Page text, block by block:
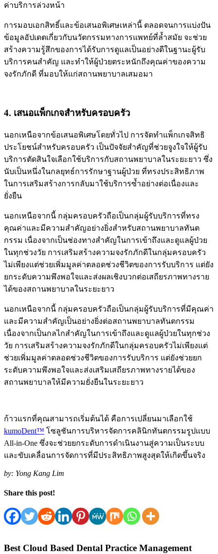
ค่าบริการล่วงหน้า
การมอบเอกสิทธิ์และข้อเสนอพิเศษเหล่านี้ ตลอดจนการแบ่งปัน
ข้อมูลอัปเดตเกี่ยวกับนวัตกรรมทางการแพทย์ที่ล้ำสมัย จะช่วย
สร้างความรู้สึกของการได้รับการดูแลเป็นอย่างดีในฐานะผู้รับ
บริการคนสำคัญ และทำให้ผู้ป่วยตระหนักถึงคุณค่าของความ
จงรักภักดี ที่มอบให้แก่สถานพยาบาลเสมอมา
4. เสนอแพ็กเกจสำหรับครอบครัว
นอกเหนือจากข้อเสนอพิเศษโดยทั่วไป การจัดทำแพ็กเกจสิทธิ
ประโยชน์สำหรับครอบครัว เป็นปัจจัยสำคัญที่ช่วยจูงใจให้ผู้รับ
บริการตัดสินใจเลือกใช้บริการกับสถานพยาบาลในระยะยาว ซึ่ง
นับเป็นหนึ่งในกลยุทธ์การรักษาฐานผู้ป่วย ที่ทรงประสิทธิภาพ
ในการเสริมสร้างการกลับมาใช้บริการซ้ำอย่างต่อเนื่องและ
ยั่งยืน
นอกเหนือจากนี้ กลุ่มครอบครัวถือเป็นกลุ่มผู้รับบริการที่ทรง
คุณค่าและมีความสำคัญอย่างยิ่งสำหรับสถานพยาบาลทันต
กรรม เนื่องจากเป็นช่องทางสำคัญในการเข้าถึงและดูแลผู้ป่วย
ในทุกช่วงวัย การเสริมสร้างความจงรักภักดีในกลุ่มครอบครัว
ไม่เพียงแต่ช่วยเพิ่มมูลค่าตลอดช่วงชีวิตของการรับบริการ แต่ยัง
ยกระดับความพึงพอใจและส่งผลเชิงบวกต่อเสถียรภาพทางราย
ได้ของสถานพยาบาลในระยะยาว
นอกเหนือจากนี้ กลุ่มครอบครัวถือเป็นกลุ่มผู้รับบริการที่มีคุณค่า
และมีความสำคัญเป็นอย่างยิ่งต่อสถานพยาบาลทันตกรรม
เนื่องจากเป็นกลไกสำคัญในการเข้าถึงและดูแลผู้ป่วยในทุกช่วง
วัย การเสริมสร้างความจงรักภักดีในกลุ่มครอบครัวไม่เพียงแต่
ช่วยเพิ่มมูลค่าตลอดช่วงชีวิตของการรับบริการ แต่ยังช่วยยก
ระดับความพึงพอใจและส่งเสริมเสถียรภาพทางรายได้ของ
สถานพยาบาลให้มีความยั่งยืนในระยะยาว
ก้าวแรกที่คุณสามารถเริ่มต้นได้ คือการเปลี่ยนมาเลือกใช้
kumoDent™ โซลูชันการบริหารจัดการคลินิกทันตกรรมรูปแบบ
All-in-One ซึ่งจะช่วยยกระดับการดำเนินงานสู่ความเป็นระบบ
และขับเคลื่อนการจัดการที่มีประสิทธิภาพสูงสุดให้เกิดขึ้นจริง
by: Yong Kang Lim
Share this post!
Best Cloud Based Dental Practice Management